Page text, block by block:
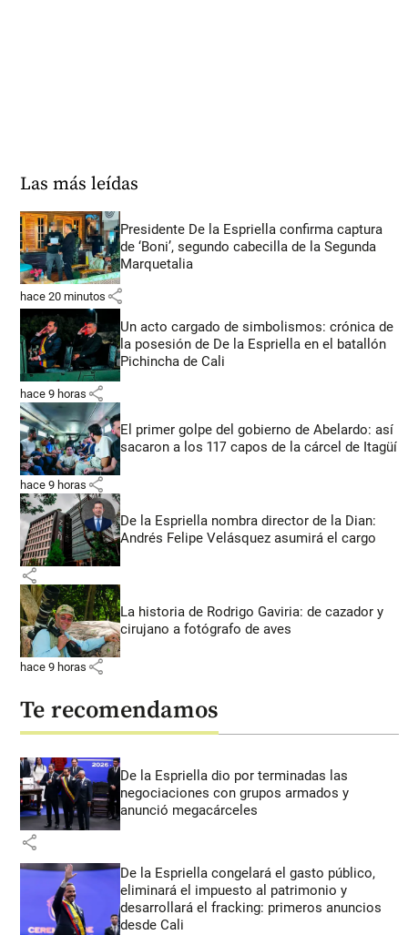
Las más leídas
Presidente De la Espriella confirma captura
de ‘Boni’, segundo cabecilla de la Segunda
Marquetalia
hace 20 minutos share
Un acto cargado de simbolismos: crónica de
la posesión de De la Espriella en el batallón
Pichincha de Cali
hace 9 horas share
El primer golpe del gobierno de Abelardo: así
sacaron a los 117 capos de la cárcel de Itagüí
hace 9 horas share
De la Espriella nombra director de la Dian:
Andrés Felipe Velásquez asumirá el cargo
share
La historia de Rodrigo Gaviria: de cazador y
cirujano a fotógrafo de aves
hace 9 horas share
Te recomendamos
De la Espriella dio por terminadas las
negociaciones con grupos armados y
anunció megacárceles
share
De la Espriella congelará el gasto público,
eliminará el impuesto al patrimonio y
desarrollará el fracking: primeros anuncios
desde Cali